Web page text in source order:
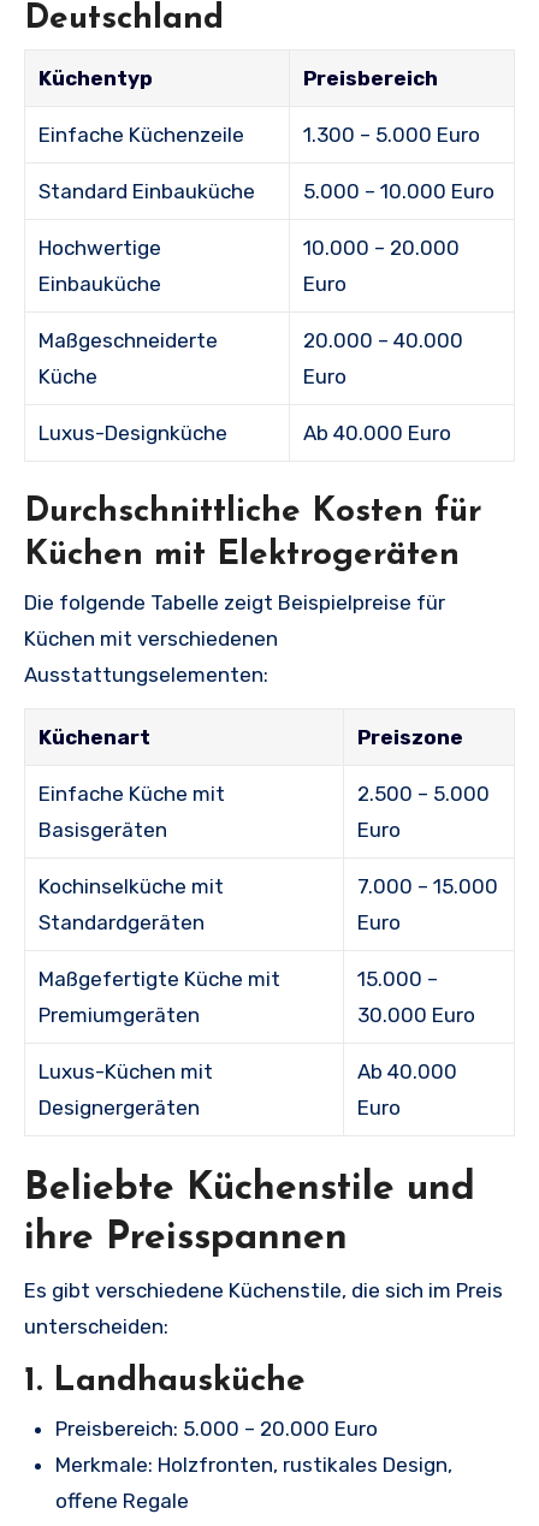
Deutschland
Küchentyp Preisbereich
Einfache Küchenzeile 1.300 – 5.000 Euro
Standard Einbauküche 5.000 – 10.000 Euro
Hochwertige
Einbauküche
10.000 – 20.000
Euro
Maßgeschneiderte
Küche
20.000 – 40.000
Euro
Luxus-Designküche Ab 40.000 Euro
Durchschnittliche Kosten für
Küchen mit Elektrogeräten
Die folgende Tabelle zeigt Beispielpreise für
Küchen mit verschiedenen
Ausstattungselementen:
Küchenart Preiszone
Einfache Küche mit
Basisgeräten
2.500 – 5.000
Euro
Kochinselküche mit
Standardgeräten
7.000 – 15.000
Euro
Maßgefertigte Küche mit
Premiumgeräten
15.000 –
30.000 Euro
Luxus-Küchen mit
Designergeräten
Ab 40.000
Euro
Beliebte Küchenstile und
ihre Preisspannen
Es gibt verschiedene Küchenstile, die sich im Preis
unterscheiden:
1. Landhausküche
Preisbereich: 5.000 – 20.000 Euro
Merkmale: Holzfronten, rustikales Design,
offene Regale